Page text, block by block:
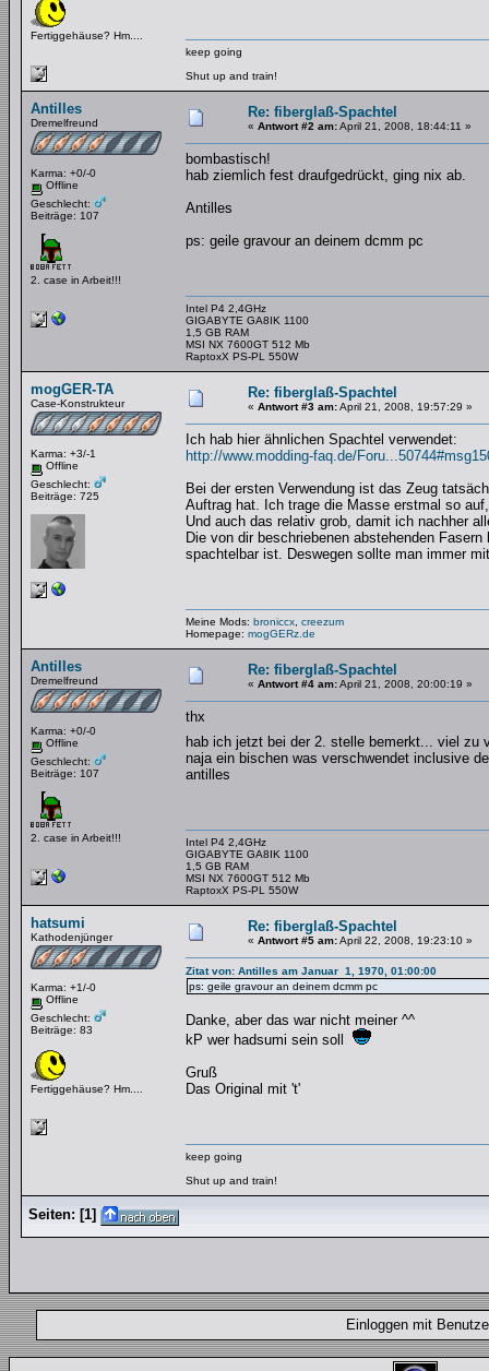
Fertiggehäuse? Hm....
keep going
Shut up and train!
Antilles
Dremelfreund
Karma: +0/-0
Offline
Geschlecht:
Beiträge: 107
2. case in Arbeit!!!
Re: fiberglaß-Spachtel
« Antwort #2 am:April 21, 2008, 18:44:11 »
bombastisch!
hab ziemlich fest draufgedrückt, ging nix ab.
Antilles
ps: geile gravour an deinem dcmm pc
Intel P4 2,4GHz
GIGABYTE GA8IK 1100
1,5 GB RAM
MSI NX 7600GT 512 Mb
RaptoxX PS-PL 550W
mogGER-TA
Case-Konstrukteur
Karma: +3/-1
Offline
Geschlecht:
Beiträge: 725
Re: fiberglaß-Spachtel
« Antwort #3 am:April 21, 2008, 19:57:29 »
Ich hab hier ähnlichen Spachtel verwendet:
http://www.modding-faq.de/
Bei der ersten Verwendung ist das Zeug
Auftrag hat. Ich trage die Masse erstmal so
Und auch das relativ grob, damit ich nachher
Die von dir beschriebenen abstehenden
spachtelbar ist. Deswegen sollte man immer
Meine Mods: broniccx creezum
Homepage: mogGERz.de
Antilles
Dremelfreund
Karma: +0/-0
Offline
Geschlecht:
Beiträge: 107
2. case in Arbeit!!!
Re: fiberglaß-Spachtel
« Antwort #4 am:April 21, 2008, 20:00:19 »
thx
hab ich jetzt bei der 2. stelle bemerkt... viel zu
naja ein bischen was verschwendet inclusive
antilles
Intel P4 2,4GHz
GIGABYTE GA8IK 1100
1,5 GB RAM
MSI NX 7600GT 512 Mb
RaptoxX PS-PL 550W
hatsumi
Kathodenjünger
Karma: +1/-0
Offline
Geschlecht:
Beiträge: 83
Fertiggehäuse? Hm....
Re: fiberglaß-Spachtel
« Antwort #5 am:April 22, 2008, 19:23:10 »
Zitat von: Antilles am Januar 1, 1970, 01:00:00
ps: geile gravour an deinem dcmm pc
Danke, aber das war nicht meiner ^^
kP wer hadsumi sein soll
Gruß
Das Original mit 't'
keep going
Shut up and train!
Seiten: [1]
Einloggen mit